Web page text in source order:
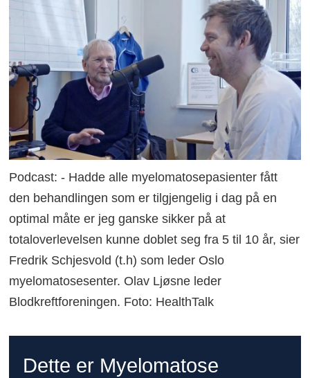
Podcast: - Hadde alle myelomatosepasienter fått
den behandlingen som er tilgjengelig i dag på en
optimal måte er jeg ganske sikker på at
totaloverlevelsen kunne doblet seg fra 5 til 10 år, sier
Fredrik Schjesvold (t.h) som leder Oslo
myelomatosesenter. Olav Ljøsne leder
Blodkreftforeningen. Foto: HealthTalk
Dette er Myelomatose